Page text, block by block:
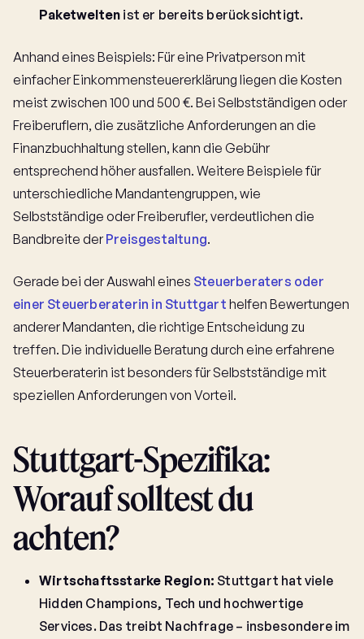
Paketwelten ist er bereits berücksichtigt.
Anhand eines Beispiels: Für eine Privatperson mit
einfacher Einkommensteuererklärung liegen die Kosten
meist zwischen 100 und 500 €. Bei Selbstständigen oder
Freiberuflern, die zusätzliche Anforderungen an die
Finanzbuchhaltung stellen, kann die Gebühr
entsprechend höher ausfallen. Weitere Beispiele für
unterschiedliche Mandantengruppen, wie
Selbstständige oder Freiberufler, verdeutlichen die
Bandbreite derPreisgestaltung.
Gerade bei der Auswahl eines Steuerberaters oder
einer Steuerberaterin in Stuttgart helfen Bewertungen
anderer Mandanten, die richtige Entscheidung zu
treffen. Die individuelle Beratung durch eine erfahrene
Steuerberaterin ist besonders für Selbstständige mit
speziellen Anforderungen von Vorteil.
Stuttgart-Spezifika:
Worauf solltest du
achten?
Wirtschaftsstarke Region: Stuttgart hat viele
Hidden Champions, Tech und hochwertige
Services. Das treibt Nachfrage – insbesondere im